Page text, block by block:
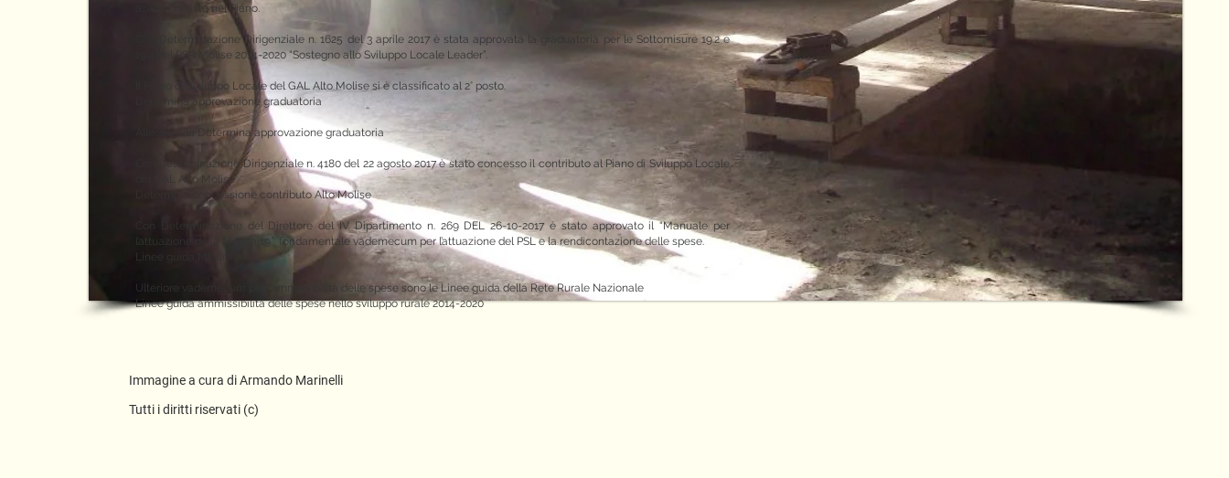
azioni previste nel Piano.
Con Determinazione Dirigenziale n. 1625 del 3 aprile 2017 è stata approvata la graduatoria per le Sottomisure 19.2 e
19.4 del PSR Molise 2014-2020 “Sostegno allo Sviluppo Locale Leader”.
Il Piano di Sviluppo Locale del GAL Alto Molise si è classificato al 2° posto.
Determina approvazione graduatoria
Allegati alla Determina approvazione graduatoria
Con Determinazione Dirigenziale n. 4180 del 22 agosto 2017 è stato concesso il contributo al Piano di Sviluppo Locale
del GAL Alto Molise
Determina concessione contributo Alto Molise
Con Determinazione del Direttore del IV Dipartimento n. 269 DEL 26-10-2017 è stato approvato il “Manuale per
l’attuazione della Misura 19”, fondamentale vademecum per l’attuazione del PSL e la rendicontazione delle spese.
Linee guida Misura 19
Ulteriore vademecum per l’ammissibilità delle spese sono le Linee guida della Rete Rurale Nazionale
Linee guida ammissibilità delle spese nello sviluppo rurale 2014-2020
Immagine a cura di Armando Marinelli
Tutti i diritti riservati (c)